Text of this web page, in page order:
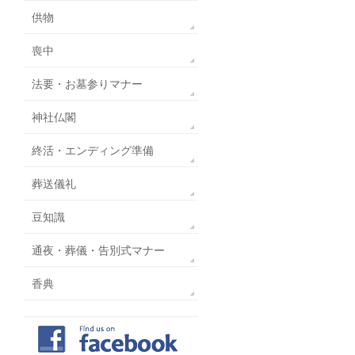
供物
喪中
法要・お墓参りマナー
神社仏閣
終活・エンディング準備
葬送儀礼
豆知識
通夜・葬儀・告別式マナー
香典